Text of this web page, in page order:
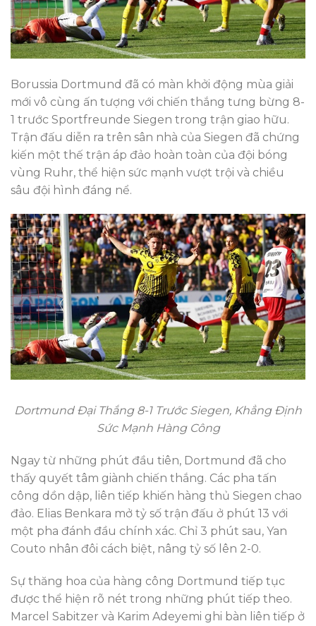
Borussia Dortmund đã có màn khởi động mùa giải
mới vô cùng ấn tượng với chiến thắng tưng bừng 8-
1 trước Sportfreunde Siegen trong trận giao hữu.
Trận đấu diễn ra trên sân nhà của Siegen đã chứng
kiến một thế trận áp đảo hoàn toàn của đội bóng
vùng Ruhr, thể hiện sức mạnh vượt trội và chiều
sâu đội hình đáng nể.
Dortmund Đại Thắng 8-1 Trước Siegen, Khẳng Định
Sức Mạnh Hàng Công
Ngay từ những phút đầu tiên, Dortmund đã cho
thấy quyết tâm giành chiến thắng. Các pha tấn
công dồn dập, liên tiếp khiến hàng thủ Siegen chao
đảo. Elias Benkara mở tỷ số trận đấu ở phút 13 với
một pha đánh đầu chính xác. Chỉ 3 phút sau, Yan
Couto nhân đôi cách biệt, nâng tỷ số lên 2-0.
Sự thăng hoa của hàng công Dortmund tiếp tục
được thể hiện rõ nét trong những phút tiếp theo.
Marcel Sabitzer và Karim Adeyemi ghi bàn liên tiếp ở